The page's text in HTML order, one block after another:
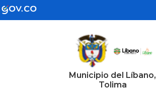
Municipio del Líbano,
Tolima